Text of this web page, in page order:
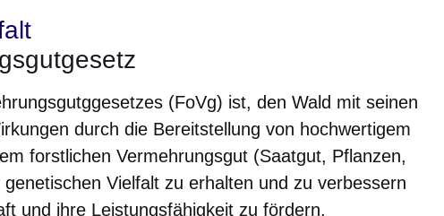
(FoVg) ist, den Wald mit seinen
durch die Bereitstellung von hochwertigem
forstlichen Vermehrungsgut (Saatgut, Pflanzen,
Vielfalt zu erhalten und zu verbessern
und ihre Leistungsfähigkeit zu fördern.